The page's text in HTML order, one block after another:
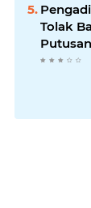
Tolak
Wastafel